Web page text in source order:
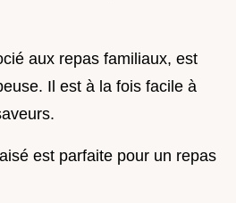
aux repas familiaux, est
Il est à la fois facile à
est parfaite pour un repas